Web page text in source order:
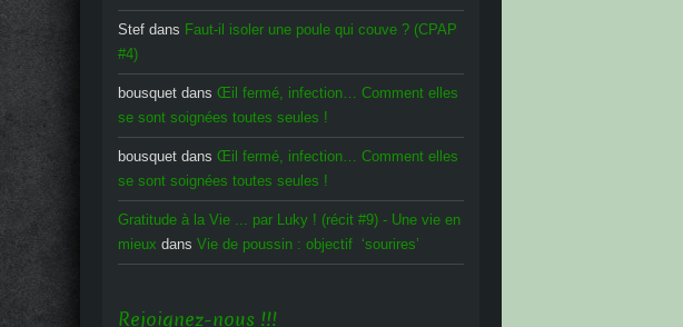
Stef dans Faut-il isoler une poule qui couve ? (CPAP
#4)
bousquet dans Œil fermé, infection… Comment elles
se sont soignées toutes seules !
bousquet dans Œil fermé, infection… Comment elles
se sont soignées toutes seules !
Gratitude à la Vie ... par Luky ! (récit #9) - Une vie en
mieux dans Vie de poussin : objectif ‘sourires’
Rejoignez-nous !!!